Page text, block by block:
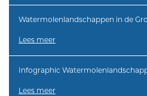
Watermolenlandschappen in de
Lees meer
Infographic
Lees meer